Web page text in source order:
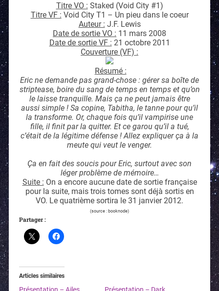
Titre VO : Staked (Void City #1)
Titre VF : Void City T1 – Un pieu dans le coeur
Auteur : J.F. Lewis
Date de sortie VO : 11 mars 2008
Date de sortie VF : 21 octobre 2011
Couverture (VF) :
Résumé :
Eric ne demande pas grand-chose : gérer sa boîte de
striptease, boire du sang de temps en temps et qu’on
le laisse tranquille. Mais ça ne peut jamais être
aussi simple ! Sa copine, Tabitha, le tanne pour qu’il
la transforme. Or, chaque fois qu’il vampirise une
fille, il finit par la quitter. Et ce garou qu’il a tué,
c’était de la légitime défense ! Allez expliquer ça à la
meute qui veut le venger.
Ça en fait des soucis pour Eric, surtout avec son
léger problème de mémoire…
Suite : On a encore aucune date de sortie française
pour la suite, mais trois tomes sont déjà sortis en
VO. Le quatrième sortira le 31 janvier 2012.
(source : booknode)
Partager :
Articles similaires
Présentation – Ailes,
Présentation – Dark